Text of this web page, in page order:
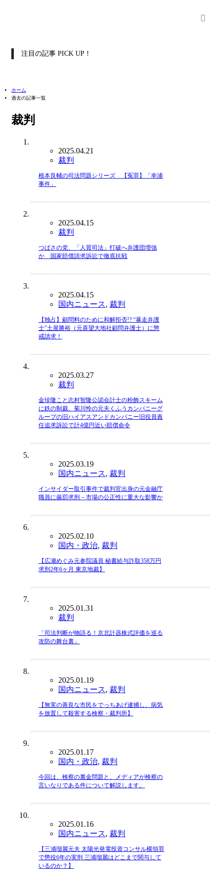
注目の記事 PICK UP！
ホーム
過去の記事一覧
裁判
2025.04.21
裁判
根本良輔の司法問題シリーズ 【冤罪】「幸浦
事件」
2025.04.15
裁判
つばさの党、「人質司法」打破へ弁護団増強
か 国家賠償請求訴訟で徹底抗戦
2025.04.15
国内ニュース, 裁判
【独占】顧問料のために和解拒否!? “暴走弁護
士”土屋勝裕（元喜望大地社顧問弁護士）に懲
戒請求！
2025.03.27
裁判
金珍隆こと志村智隆公認会計士の粉飾スキーム
に鉄の制裁、菊川怜の元夫くふうカンパニーグ
ループの旧ハイアスアンドカンパニー旧役員責
任追求訴訟で計4億円近い賠償命令
2025.03.19
国内ニュース, 裁判
インサイダー取引事件で裁判官出身の元金融庁
職員に厳罰求刑－市場の公正性に重大な影響か
2025.02.10
国内・政治, 裁判
【広瀬めぐみ元参院議員 秘書給与詐取358万円
求刑2年6ヶ月 東京地裁】
2025.01.31
裁判
「司法判断が物語る！京北計器株式評価を巡る
攻防の舞台裏」
2025.01.19
国内ニュース, 裁判
【無実の善良な市民をでっちあげ逮捕し、病気
を放置して殺害する検察・裁判所】
2025.01.17
国内・政治, 裁判
今回は、検察の裏金問題と、メディアが検察の
言いなりである件について解説します。
2025.01.16
国内ニュース, 裁判
【三浦瑠麗元夫 太陽光発電投資コンサル横領罪
で懲役6年の実刑 三浦瑠麗はどこまで関与して
いるのか？】